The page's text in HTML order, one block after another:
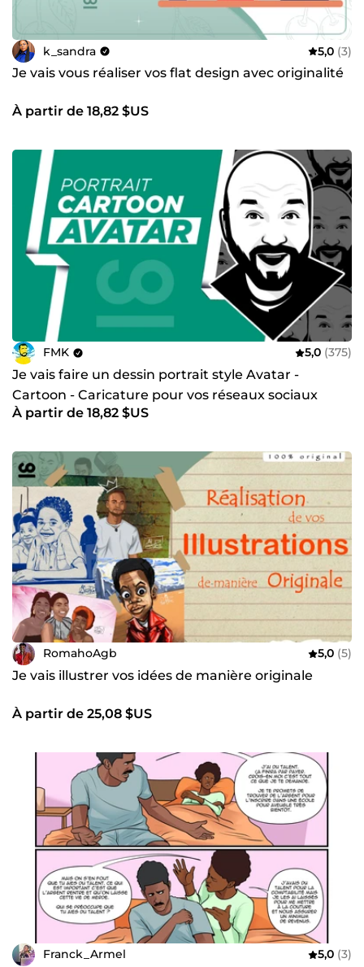
k_sandra 5,0 (3)
Je vais vous réaliser vos flat design avec originalité
À partir de 18,82 $US
FMK 5,0 (375)
Je vais faire un dessin portrait style Avatar -
Cartoon - Caricature pour vos réseaux sociaux
À partir de 18,82 $US
RomahoAgb 5,0 (5)
Je vais illustrer vos idées de manière originale
À partir de 25,08 $US
Franck_Armel 5,0 (3)